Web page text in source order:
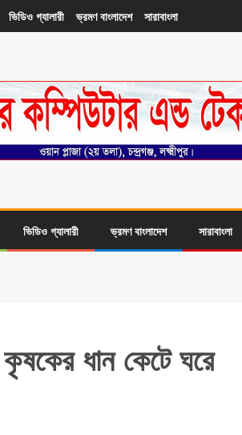
ভিডিও গ্যালারী ভ্রমণ বাংলাদেশ সারাবাংলা
ভিডিও গ্যালারী ভ্রমণ বাংলাদেশ সারাবাংলা
ধান কেটে ঘরে